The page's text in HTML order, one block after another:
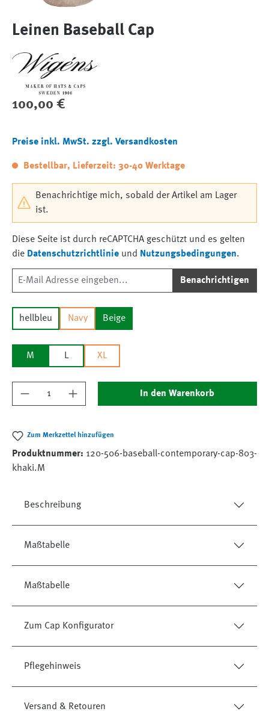
Leinen Baseball Cap
Regulärer Preis:
100,00 €
Preise inkl. MwSt. zzgl. Versandkosten
Bestellbar, Lieferzeit: 30-40 Werktage
Benachrichtige mich, sobald der Artikel am Lager
ist.
Diese Seite ist durch reCAPTCHA geschützt und es gelten
die Datenschutzrichtlinie und Nutzungsbedingungen.
Benachrichtigen
hellbleu Navy Beige
M L XL
Produkt Anzahl: Gib den gewünschten Wert
In den Warenkorb
Zum Merkzettel hinzufügen
Produktnummer: 120-506-baseball-contemporary-cap-803-
khaki.M
Beschreibung
Maßtabelle
Maßtabelle
Zum Cap Konfigurator
Pflegehinweis
Versand & Retouren